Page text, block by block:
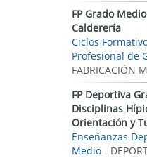
FP Grado
Calderería
Ciclos
Profesional de
FABRICACIÓN
FP Deportiva
Disciplinas
Orientación y
Enseñanzas
Medio -